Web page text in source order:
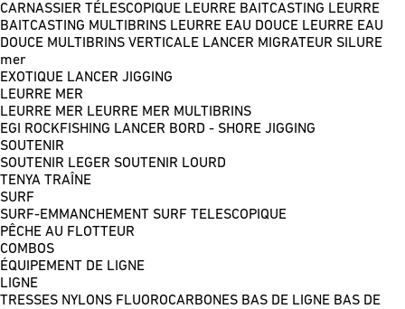
CARNASSIER TÉLESCOPIQUE LEURRE BAITCASTING LEURRE
BAITCASTING MULTIBRINS LEURRE EAU DOUCE LEURRE EAU
DOUCE MULTIBRINS VERTICALE LANCER MIGRATEUR SILURE
mer
EXOTIQUE LANCER JIGGING
LEURRE MER
LEURRE MER LEURRE MER MULTIBRINS
EGI
ROCKFISHING LANCER BORD - SHORE JIGGING
SOUTENIR
SOUTENIR LEGER SOUTENIR LOURD
TENYA TRAÎNE
SURF
SURF-EMMANCHEMENT SURF TELESCOPIQUE
PÊCHE AU FLOTTEUR
COMBOS
ÉQUIPEMENT DE LIGNE
LIGNE
TRESSES NYLONS FLUOROCARBONES BAS DE LIGNE BAS DE